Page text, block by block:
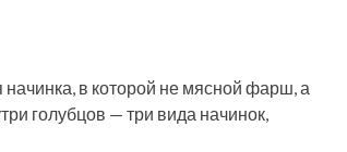
в которой не мясной фарш, а
голубцов — три вида начинок,